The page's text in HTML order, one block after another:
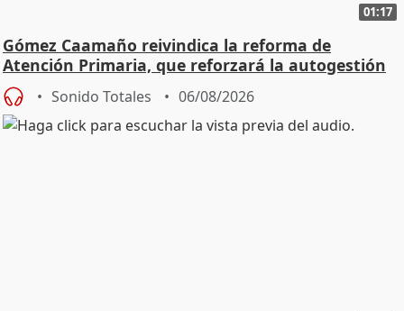
01:17
Gómez Caamaño reivindica la reforma de
Atención Primaria, que reforzará la autogestión
Sonido Totales 06/08/2026